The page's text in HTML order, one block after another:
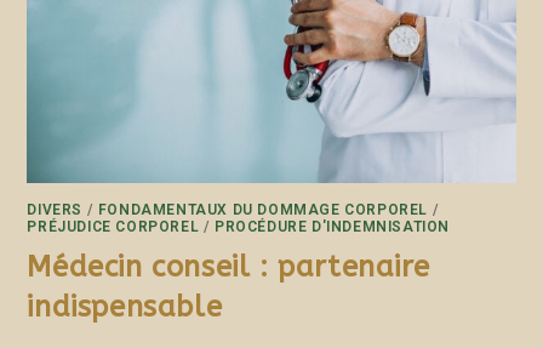
DIVERS / FONDAMENTAUX DU DOMMAGE CORPOREL /
PRÉJUDICE CORPOREL / PROCÉDURE D'INDEMNISATION
Médecin conseil : partenaire
indispensable